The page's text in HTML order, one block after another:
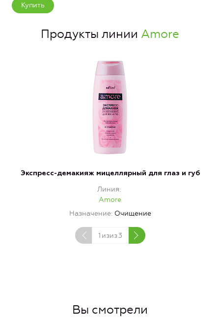
Купить
Продукты линии Amore
Экспресс-демакияж мицеллярный для глаз и губ
Линия
Amore
Назначение Очищение
1 изиз3
Вы смотрели